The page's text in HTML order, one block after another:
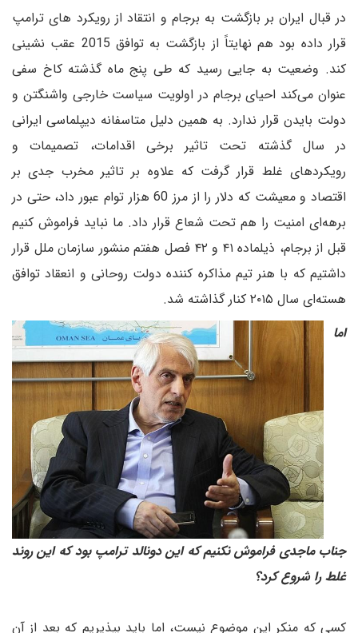
در قبال ایران بر بازگشت به برجام و انتقاد از رویکرد های ترامپ
قرار داده بود هم نهایتاً از بازگشت به توافق 2015 عقب نشینی
کند. وضعیت به جایی رسید که طی پنج ماه گذشته کاخ سفی
عنوان می‌کند احیای برجام در اولویت سیاست خارجی واشنگتن و
دولت بایدن قرار ندارد. به همین دلیل متاسفانه دیپلماسی ایرانی
در سال گذشته تحت تاثیر برخی اقدامات، تصمیمات و
رویکردهای غلط قرار گرفت که علاوه بر تاثیر مخرب جدی بر
اقتصاد و معیشت که دلار را از مرز 60 هزار توام عبور داد، حتی در
برهه‌ای امنیت را هم تحت شعاع قرار داد. ما نباید فراموش کنیم
قبل از برجام، ذیلماده ۴۱ و ۴۲ فصل هفتم منشور سازمان ملل قرار
داشتیم که با هنر تیم مذاکره کننده دولت روحانی و انعقاد توافق
هسته‌ای سال ۲۰۱۵ کنار گذاشته شد.
اما
جناب ماجدی فراموش نکنیم که این دونالد ترامپ بود که این روند
غلط را شروع کرد؟
کسی که منکر این موضوع نیست، اما باید بپذیریم که بعد از آن